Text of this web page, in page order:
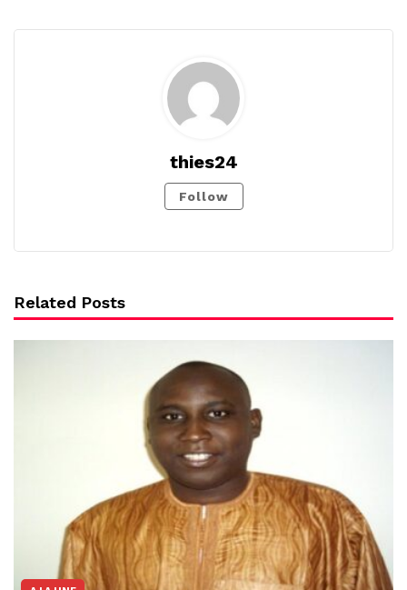
thies24
Follow
Related Posts